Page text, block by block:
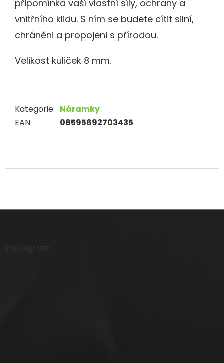
připomínka vaší vlastní síly, ochrany a
vnitřního klidu. S ním se budete cítit silní,
chráněni a propojeni s přírodou.
Velikost kuliček 8 mm.
Kategorie: Náramky
EAN: 08595692703435
Z